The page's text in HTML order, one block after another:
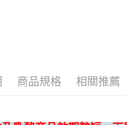
商品規格 相關推薦